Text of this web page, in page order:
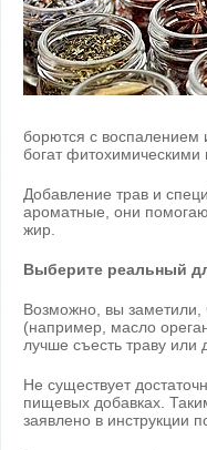
борются с воспалением
богат
Добавление трав и
ароматные, они
жир.
Выберите реальный
Возможно, вы заметили,
(например, масло
лучше съесть траву
Не существует
пищевых добавках.
заявлено в инструкции